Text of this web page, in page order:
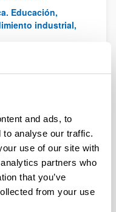
and ads, to
to analyse our traffic.
use of our site with
partners who
that you’ve
from your use
Educación,
industrial,
pandemic in
Influenza Other
89
Influenza
to the First
3, 190 - 194